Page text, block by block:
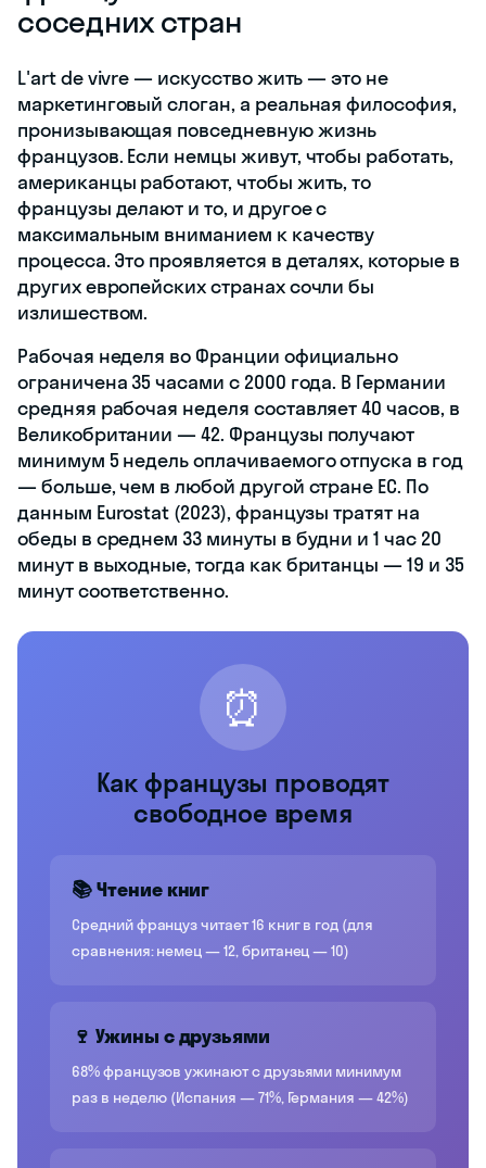
соседних стран
L'art de vivre — искусство жить — это не
маркетинговый слоган, а реальная философия,
пронизывающая повседневную жизнь
французов. Если немцы живут, чтобы работать,
американцы работают, чтобы жить, то
французы делают и то, и другое с
максимальным вниманием к качеству
процесса. Это проявляется в деталях, которые в
других европейских странах сочли бы
излишеством.
Рабочая неделя во Франции официально
ограничена 35 часами с 2000 года. В Германии
средняя рабочая неделя составляет 40 часов, в
Великобритании — 42. Французы получают
минимум 5 недель оплачиваемого отпуска в год
— больше, чем в любой другой стране ЕС. По
данным Eurostat (2023), французы тратят на
обеды в среднем 33 минуты в будни и 1 час 20
минут в выходные, тогда как британцы — 19 и 35
минут соответственно.
⏰
Как французы проводят
свободное время
📚 Чтение книг
Средний француз читает 16 книг в год (для
сравнения: немец — 12, британец — 10)
🍷 Ужины с друзьями
68% французов ужинают с друзьями минимум
раз в неделю (Испания — 71%, Германия — 42%)